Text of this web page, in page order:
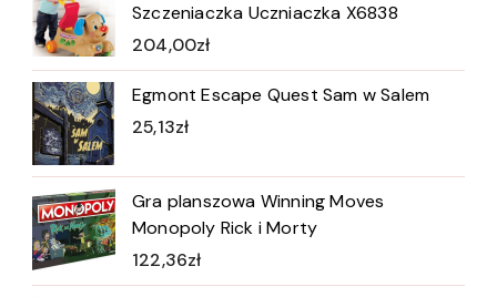
Szczeniaczka Uczniaczka X6838
204,00zł
Egmont Escape Quest Sam w Salem
25,13zł
Gra planszowa Winning Moves
Monopoly Rick i Morty
122,36zł